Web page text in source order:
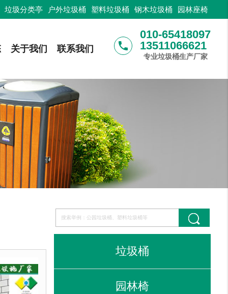
垃圾分类亭 户外垃圾桶 塑料垃圾桶 钢木垃圾桶 园林座椅
关于我们 联系我们 phone
010-65418097
13511066621
专业垃圾桶生产厂家
垃圾桶
园林椅